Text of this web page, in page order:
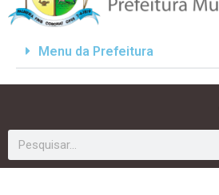
Menu da Prefeitura